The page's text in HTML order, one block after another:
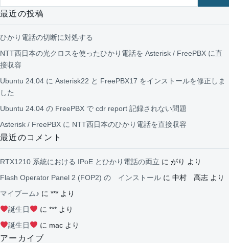
最近の投稿
ひかり電話の切断に対処する
NTT西日本の光クロスを使ったひかり電話を Asterisk / FreePBX に直
接収容
Ubuntu 24.04 に Asterisk22 と FreePBX17 をインストールを修正しま
した
Ubuntu 24.04 の FreePBX で cdr report 記録されない問題
Asterisk / FreePBX に NTT西日本のひかり電話を直接収容
最近のコメント
RTX1210 系統における IPoE とひかり電話の両立 に がり より
Flash Operator Panel 2 (FOP2) の インストール に 中村 高志 より
マイブーム♪ に *** より
誕生日
に ***より
誕生日
に macより
アーカイブ